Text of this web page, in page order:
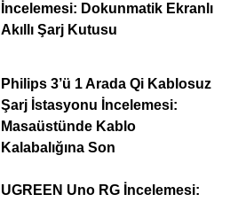
İncelemesi: Dokunmatik Ekranlı
Akıllı Şarj Kutusu
Philips 3’ü 1 Arada Qi Kablosuz
Şarj İstasyonu İncelemesi:
Masaüstünde Kablo
Kalabalığına Son
UGREEN Uno RG İncelemesi: